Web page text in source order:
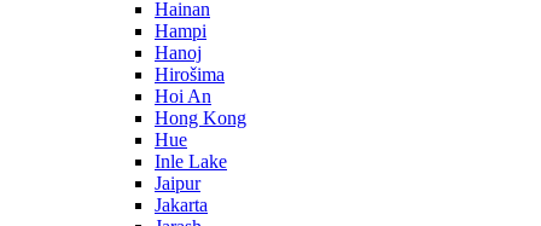
Hainan
Hampi
Hanoj
Hirošima
Hoi An
Hong Kong
Hue
Inle Lake
Jaipur
Jakarta